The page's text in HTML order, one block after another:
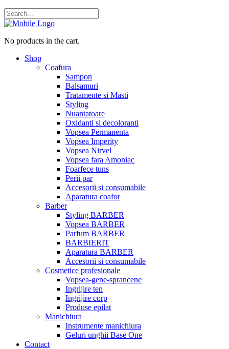
No products in the cart.
Shop
Coafura
Sampon
Balsamuri
Tratamente si Masti
Styling
Nuantatoare
Oxidanti si decoloranti
Vopsea Permanenta
Vopsea Imperity
Vopsea Nirvel
Vopsea fara Amoniac
Foarfece tuns
Perii par
Accesorii si consumabile
Aparatura coafor
Barber
Styling BARBER
Vopsea BARBER
Parfum BARBER
BARBIERIT
Aparatura BARBER
Accesorii si consumabile
Cosmetice profesionale
Vopsea-gene-sprancene
Ingrijire ten
Ingrijire corp
Produse epilat
Manichiura
Instrumente manichiura
Geluri unghii Base One
Contact